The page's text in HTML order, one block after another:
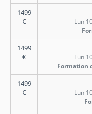
1499
€
Lun
1499
€
Lun
Formation
1499
€
Lun